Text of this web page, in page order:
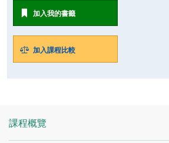
加入我的書籤
加入課程比較
課程概覽